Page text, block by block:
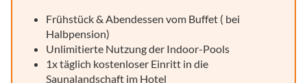
Frühstück & Abendessen vom Buffet ( bei
Halbpension)
Unlimitierte Nutzung der Indoor-Pools
1x täglich kostenloser Einritt in die
Saunalandschaft im Hotel